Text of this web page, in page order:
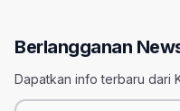
Berlangganan
Dapatkan info terbaru dari